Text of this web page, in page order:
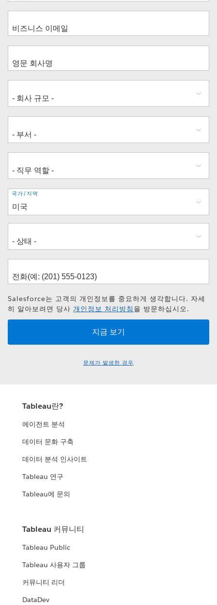
주
소
국가/지역
Salesforce는 고객의 개인정보를 중요하게 생각합니다. 자세
히 알아보려면 당사 개인정보 처리방침 을 방문하십시오.
문제가 발생한 경우
Tableau란?
에이전트 분석
데이터 문화 구축
데이터 분석 인사이트
Tableau 연구
Tableau에 문의
Tableau 커뮤니티
Tableau Public
Tableau 사용자 그룹
커뮤니티 리더
DataDev